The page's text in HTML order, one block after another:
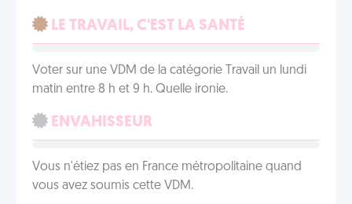
LE TRAVAIL, C'EST LA SANTÉ
Voter sur une VDM de la catégorie Travail un lundi
matin entre 8 h et 9 h. Quelle ironie.
ENVAHISSEUR
Vous n'étiez pas en France métropolitaine quand
vous avez soumis cette VDM.